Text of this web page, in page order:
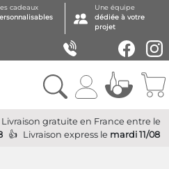
cadeaux
Une équipe
dédiée à votre
projet
Livraison gratuite en France entre le
Livraison expressle mardi 11/08